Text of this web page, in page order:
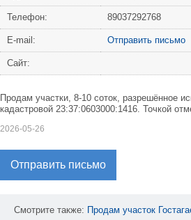
Телефон: 89037292768
Е-mail: Отправить письмо
Сайт:
Продам участки, 8-10 соток, разрешённое
кадастровой 23:37:0603000:1416. Точкой
2026-05-26
Отправить письмо
Смотрите также: Продам участок